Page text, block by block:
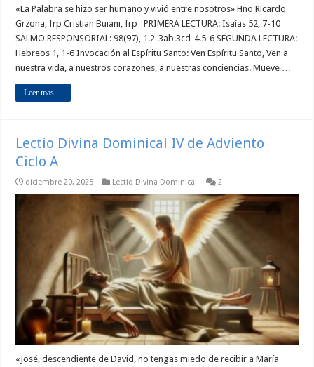
«La Palabra se hizo ser humano y vivió entre nosotros» Hno Ricardo
Grzona, frp Cristian Buiani, frp PRIMERA LECTURA: Isaías 52, 7-10
SALMO RESPONSORIAL: 98(97), 1.2-3ab.3cd-4.5-6 SEGUNDA LECTURA:
Hebreos 1, 1-6 Invocación al Espíritu Santo: Ven Espíritu Santo, Ven a
nuestra vida, a nuestros corazones, a nuestras conciencias. Mueve …
Leer mas ...
Lectio Divina Dominical IV de Adviento
Ciclo A
diciembre 20, 2025 Lectio Divina Dominical 2
«José, descendiente de David, no tengas miedo de recibir a María